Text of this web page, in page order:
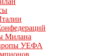
Милана
УЕФА